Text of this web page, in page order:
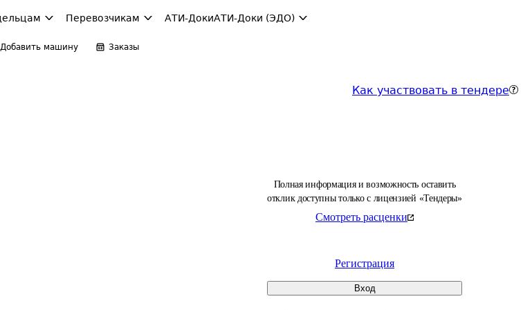
Перевозчикам АТИ-ДокиАТИ-Доки (ЭДО)
Добавить машину Заказы
Как участвовать в тендере
Полная информация и возможность оставить
отклик доступны только с лицензией «Тендеры»
Смотреть расценки
Регистрация
Вход